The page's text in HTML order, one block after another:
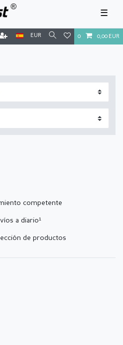
☰
EUR 0 0,00 EUR
competente
a diario¹
de productos